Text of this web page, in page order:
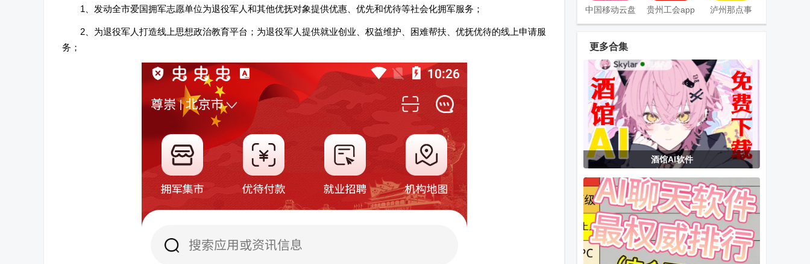
1、发动全市爱国拥军志愿单位为退役军人和其他优抚对象提供优惠、优先和优待等社会化拥军服务；
2、为退役军人打造线上思想政治教育平台；为退役军人提供就业创业、权益维护、困难帮扶、优抚优待的线上申请服
务；
中国移动云盘
官方版
贵州工会app
官方版
泸州那点事
app官方版
数英网客户端
指尖水务官方
下载
全国村镇建设
管理平台
雷石KTV会员
版apk手机点
歌免费版
蜂巢直播Pro
盒子
中国农业银行
app
今日影视纯净
tv版
华为相机高级
版(One Hw
Camera)
全格式视频转
换器(Video
Converter
更多合集
酒馆AI软件